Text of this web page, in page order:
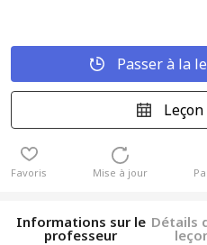
Passer à la
Favoris Mise à jour
Informations sur le
professeur
Détails